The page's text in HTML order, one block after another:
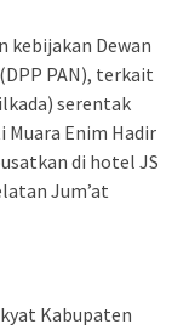
kebijakan Dewan
PAN), terkait
serentak
Muara Enim Hadir
di hotel JS
Jum’at
Kabupaten